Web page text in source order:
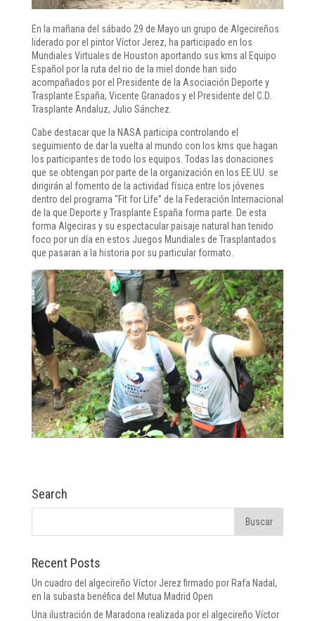
En la mañana del sábado 29 de Mayo un grupo de Algecireños
liderado por el pintor Víctor Jerez, ha participado en los
Mundiales Virtuales de Houston aportando sus kms al Equipo
Español por la ruta del rio de la miel donde han sido
acompañados por el Presidente de la Asociación Deporte y
Trasplante España, Vicente Granados y el Presidente del C.D.
Trasplante Andaluz, Julio Sánchez.
Cabe destacar que la NASA participa controlando el
seguimiento de dar la vuelta al mundo con los kms que hagan
los participantes de todo los equipos. Todas las donaciones
que se obtengan por parte de la organización en los EE.UU. se
dirigirán al fomento de la actividad física entre los jóvenes
dentro del programa “Fit for Life” de la Federación Internacional
de la que Deporte y Trasplante España forma parte. De esta
forma Algeciras y su espectacular paisaje natural han tenido
foco por un día en estos Juegos Mundiales de Trasplantados
que pasaran a la historia por su particular formato.
Search
Recent Posts
Un cuadro del algecireño Víctor Jerez firmado por Rafa Nadal,
en la subasta benéfica del Mutua Madrid Open
Una ilustración de Maradona realizada por el algecireño Víctor